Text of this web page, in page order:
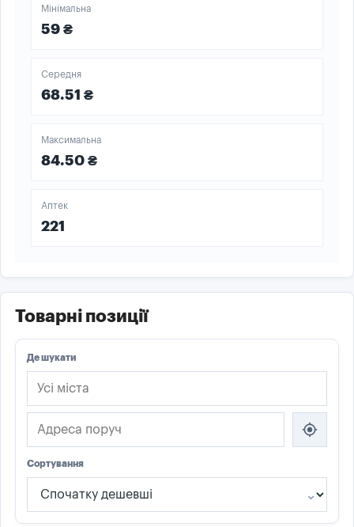
Мінімальна
59 ₴
Середня
68.51 ₴
Максимальна
84.50 ₴
Аптек
221
Товарні позиції
Де шукати
Сортування
my_location